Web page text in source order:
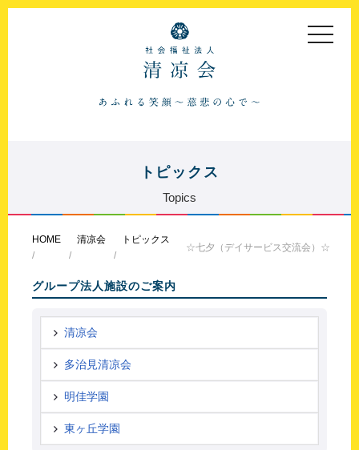
toggle
トピックス
Topics
HOME 清凉会 トピックス
☆七夕（デイサービス交流会）☆
グループ法人施設のご案内
清凉会
多治見清凉会
明佳学園
東ヶ丘学園